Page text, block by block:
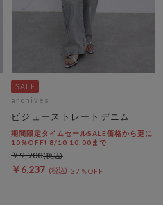
archives
ビジューストレートデニム
期間限定タイムセールSALE価格から更に
10%OFF! 8/10 10:00まで
￥6,237 37％OFF
￥9,900